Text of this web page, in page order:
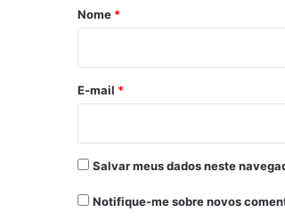
r
*
Nome *
E-mail *
Salvar meus dados neste
Notifique-me sobre novos